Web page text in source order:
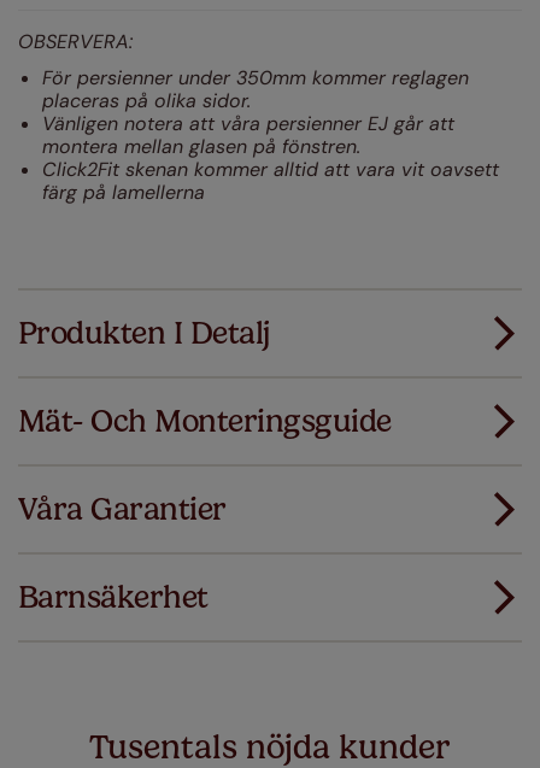
OBSERVERA:
För persienner under 350mm kommer reglagen
placeras på olika sidor.
Vänligen notera att våra persienner EJ går att
montera mellan glasen på fönstren.
Click2Fit skenan kommer alltid att vara vit oavsett
färg på lamellerna
Produkten I Detalj
Mät- Och Monteringsguide
Ladda ner instruktioner
Våra Garantier
första gången ersätter vi dem med rätt storlek.
Barnsäkerhet
Tusentals nöjda kunder